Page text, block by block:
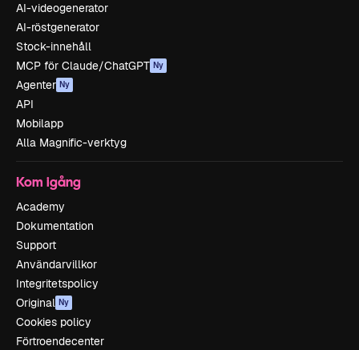
AI-videogenerator
AI-röstgenerator
Stock-innehåll
MCP för Claude/ChatGPT Ny
Agenter Ny
API
Mobilapp
Alla Magnific-verktyg
Kom igång
Academy
Dokumentation
Support
Användarvillkor
Integritetspolicy
Original Ny
Cookies policy
Förtroendecenter